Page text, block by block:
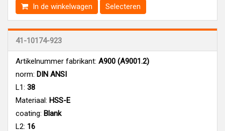
In de winkelwagen
Selecteren
41-10174-923
Artikelnummer fabrikant: A900 (A9001.2)
norm: DIN ANSI
L1: 38
Materiaal: HSS-E
coating: Blank
L2: 16